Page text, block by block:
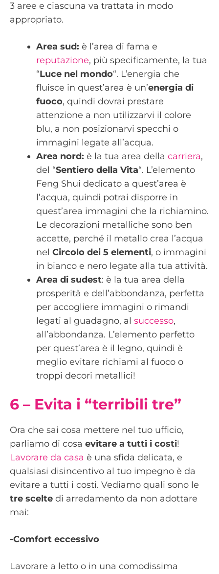
3 aree e ciascuna va trattata in modo
appropriato.
Area sud: è l’area di fama e
reputazione, più specificamente, la tua
“Luce nel mondo“. L’energia che
fluisce in quest’area è un’energia di
fuoco, quindi dovrai prestare
attenzione a non utilizzarvi il colore
blu, a non posizionarvi specchi o
immagini legate all’acqua.
Area nord: è la tua area della carriera,
del “Sentiero della Vita“. L’elemento
Feng Shui dedicato a quest’area è
l’acqua, quindi potrai disporre in
quest’area immagini che la richiamino.
Le decorazioni metalliche sono ben
accette, perché il metallo crea l’acqua
nel Circolo dei 5 elementi, o immagini
in bianco e nero legate alla tua attività.
Area di sudest: è la tua area della
prosperità e dell’abbondanza, perfetta
per accogliere immagini o rimandi
legati al guadagno, al successo,
all’abbondanza. L’elemento perfetto
per quest’area è il legno, quindi è
meglio evitare richiami al fuoco o
troppi decori metallici!
6 – Evita i “terribili tre”
Ora che sai cosa mettere nel tuo ufficio,
parliamo di cosa evitare a tutti i costi!
Lavorare da casa è una sfida delicata, e
qualsiasi disincentivo al tuo impegno è da
evitare a tutti i costi. Vediamo quali sono le
tre scelte di arredamento da non adottare
mai:
-Comfort eccessivo
Lavorare a letto o in una comodissima